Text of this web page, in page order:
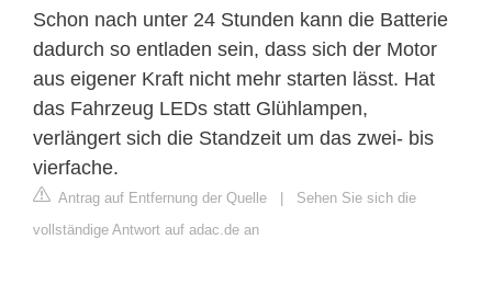
Schon nach unter 24 Stunden kann die Batterie
dadurch so entladen sein, dass sich der Motor
aus eigener Kraft nicht mehr starten lässt. Hat
das Fahrzeug LEDs statt Glühlampen,
verlängert sich die Standzeit um das zwei- bis
vierfache.
Antrag auf Entfernung der Quelle | Sehen Sie sich die
vollständige Antwort auf adac.de an